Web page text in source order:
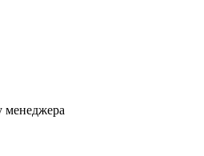
менеджера